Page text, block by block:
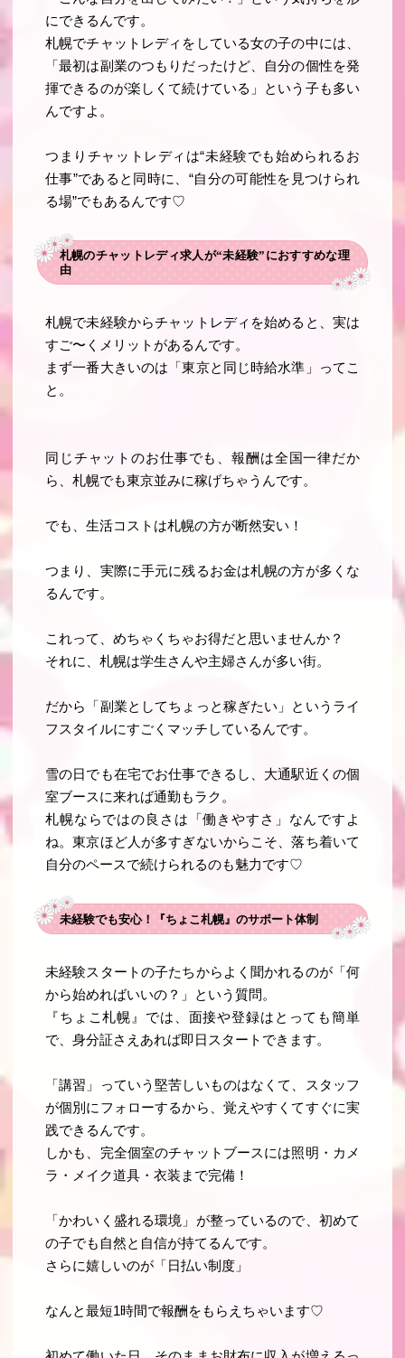
にできるんです。
札幌でチャットレディをしている女の子の中には、
「最初は副業のつもりだったけど、自分の個性を発
揮できるのが楽しくて続けている」という子も多い
んですよ。
つまりチャットレディは“未経験でも始められるお
仕事”であると同時に、“自分の可能性を見つけられ
る場”でもあるんです♡
札幌のチャットレディ求人が“未経験”におすすめな理
由
札幌で未経験からチャットレディを始めると、実は
すご〜くメリットがあるんです。
まず一番大きいのは「東京と同じ時給水準」ってこ
と。
同じチャットのお仕事でも、報酬は全国一律だか
ら、札幌でも東京並みに稼げちゃうんです。
でも、生活コストは札幌の方が断然安い！
つまり、実際に手元に残るお金は札幌の方が多くな
るんです。
これって、めちゃくちゃお得だと思いませんか？
それに、札幌は学生さんや主婦さんが多い街。
だから「副業としてちょっと稼ぎたい」というライ
フスタイルにすごくマッチしているんです。
雪の日でも在宅でお仕事できるし、大通駅近くの個
室ブースに来れば通勤もラク。
札幌ならではの良さは「働きやすさ」なんですよ
ね。東京ほど人が多すぎないからこそ、落ち着いて
自分のペースで続けられるのも魅力です♡
未経験でも安心！『ちょこ札幌』のサポート体制
未経験スタートの子たちからよく聞かれるのが「何
から始めればいいの？」という質問。
『ちょこ札幌』では、面接や登録はとっても簡単
で、身分証さえあれば即日スタートできます。
「講習」っていう堅苦しいものはなくて、スタッフ
が個別にフォローするから、覚えやすくてすぐに実
践できるんです。
しかも、完全個室のチャットブースには照明・カメ
ラ・メイク道具・衣装まで完備！
「かわいく盛れる環境」が整っているので、初めて
の子でも自然と自信が持てるんです。
さらに嬉しいのが「日払い制度」
なんと最短1時間で報酬をもらえちゃいます♡